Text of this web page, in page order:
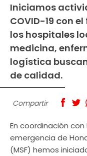
Iniciamos
COVID-19 con
los hospitales
medicina,
logística
de calidad.
Compartir
En coordinación
emergencia de
(MSF) hemos